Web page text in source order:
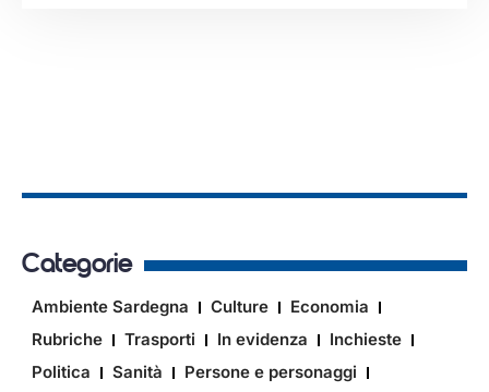
Categorie
Ambiente Sardegna Culture
Economia
Rubriche
Trasporti In evidenza
Inchieste
Politica
Sanità
Persone e personaggi